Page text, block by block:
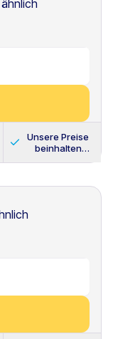
Unsere Preise
beinhalten